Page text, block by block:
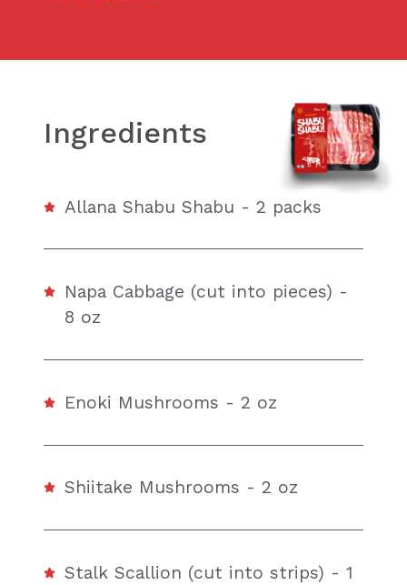
Ingredients
Allana Shabu Shabu - 2 packs
Napa Cabbage (cut into pieces) -
8 oz
Enoki Mushrooms - 2 oz
Shiitake Mushrooms - 2 oz
Stalk Scallion (cut into strips) - 1